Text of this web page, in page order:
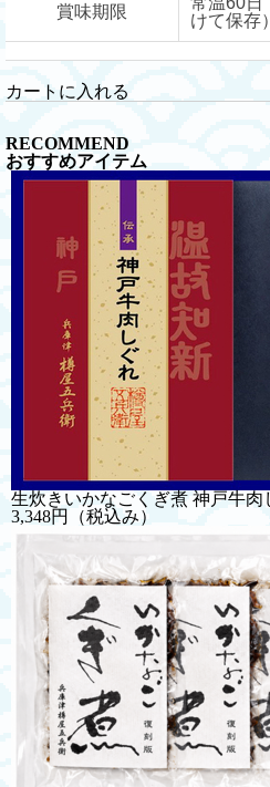
賞味期限
けて保存）
カートに入れる
RECOMMEND
おすすめアイテム
生炊きいかなごくぎ煮 神戸牛肉
3,348円
（税込み）